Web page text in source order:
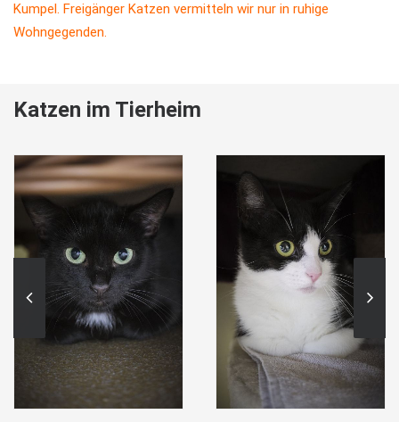
Kumpel. Freigänger Katzen vermitteln wir nur in ruhige
Wohngegenden.
Katzen im Tierheim